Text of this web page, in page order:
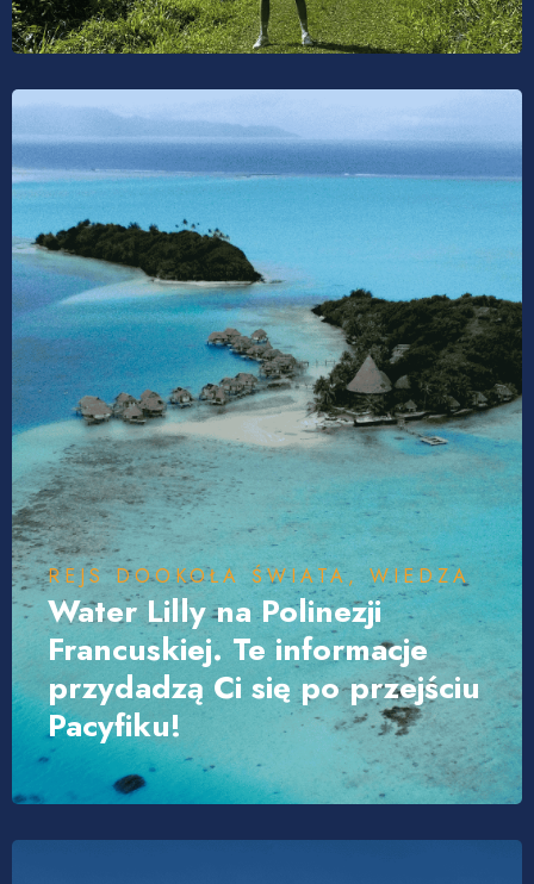
REJS DOOKOŁA ŚWIATA,WIEDZA
Water Lilly na Polinezji
Francuskiej. Te informacje
przydadzą Ci się po przejściu
Pacyfiku!